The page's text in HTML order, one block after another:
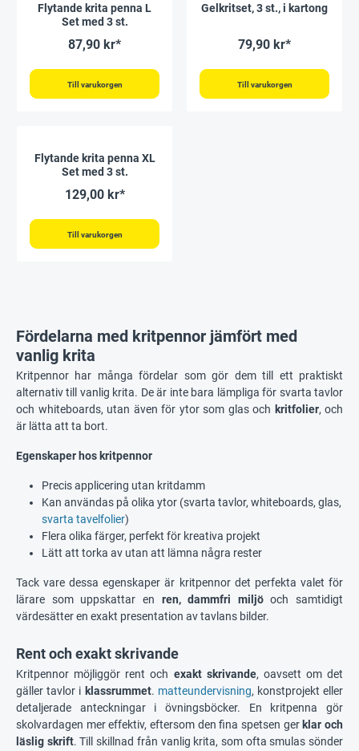
Flytande krita penna L
Set med 3 st.
87,90 kr*
Till varukorgen
Gelkritset, 3 st., i kartong
79,90 kr*
Till varukorgen
Flytande krita penna XL
Set med 3 st.
129,00 kr*
Till varukorgen
Fördelarna med kritpennor jämfört med
vanlig krita
Kritpennor har många fördelar som gör dem till ett praktiskt
alternativ till vanlig krita. De är inte bara lämpliga för svarta tavlor
och whiteboards, utan även för ytor som glas och kritfolier, och
är lätta att ta bort.
Egenskaper hos kritpennor
Precis applicering utan kritdamm
Kan användas på olika ytor (svarta tavlor, whiteboards, glas,
svarta tavelfolier)
Flera olika färger, perfekt för kreativa projekt
Lätt att torka av utan att lämna några rester
Tack vare dessa egenskaper är kritpennor det perfekta valet för
lärare som uppskattar en ren, dammfri miljöoch samtidigt
värdesätter en exakt presentation av tavlans bilder.
Rent och exakt skrivande
Kritpennor möjliggör rent och exakt skrivande, oavsett om det
gäller tavlor i klassrummet. matteundervisning, konstprojekt eller
detaljerade anteckningar i övningsböcker. En kritpenna gör
skolvardagen mer effektiv, eftersom den fina spetsen ger klar och
läslig skrift. Till skillnad från vanlig krita, som ofta smulas sönder